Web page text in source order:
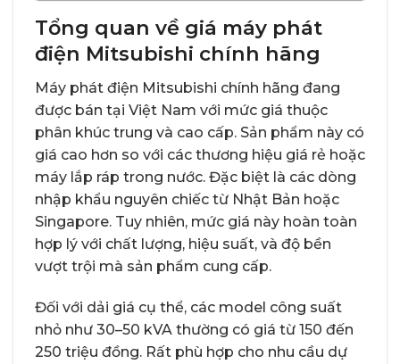
Tổng quan về giá máy phát
điện Mitsubishi chính hãng
Máy phát điện Mitsubishi chính hãng đang
được bán tại Việt Nam với mức giá thuộc
phân khúc trung và cao cấp. Sản phẩm này có
giá cao hơn so với các thương hiệu giá rẻ hoặc
máy lắp ráp trong nước. Đặc biệt là các dòng
nhập khẩu nguyên chiếc từ Nhật Bản hoặc
Singapore. Tuy nhiên, mức giá này hoàn toàn
hợp lý với chất lượng, hiệu suất, và độ bền
vượt trội mà sản phẩm cung cấp.
Đối với dải giá cụ thể, các model công suất
nhỏ như 30–50 kVA thường có giá từ 150 đến
250 triệu đồng. Rất phù hợp cho nhu cầu dự